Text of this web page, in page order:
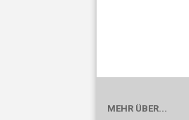
MEHR ÜBER...